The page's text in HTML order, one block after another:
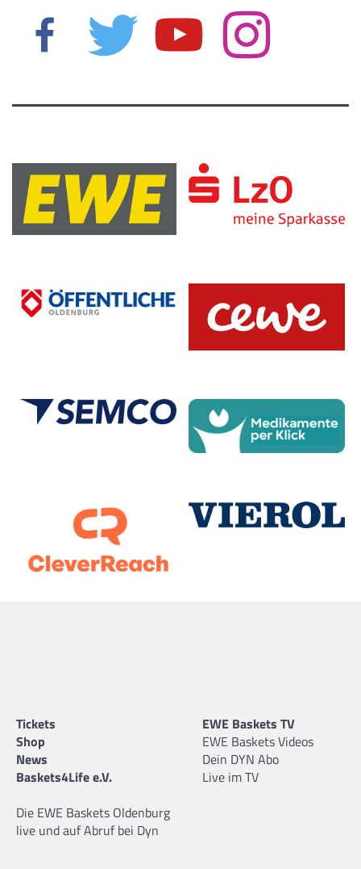
Tickets
Shop
News
Baskets4Life e.V.
Die EWE Baskets Oldenburg
live und auf Abruf bei Dyn
EWE Baskets TV
EWE Baskets Videos
Dein DYN Abo
Live im TV